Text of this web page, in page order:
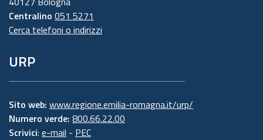
Centralino 051 5271
Cerca telefoni o indirizzi
URP
Sito web: www.regione.emilia-romagna.it/urp/
Numero verde: 800.66.22.00
Scrivici: e-mail - PEC